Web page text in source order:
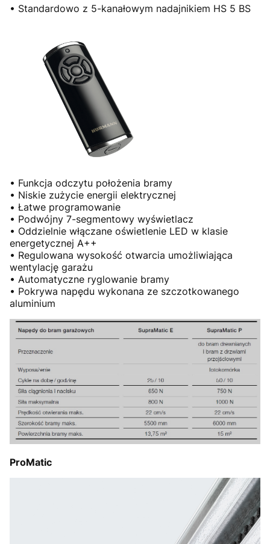
• Standardowo z 5-kanałowym nadajnikiem HS 5 BS
• Funkcja odczytu położenia bramy
• Niskie zużycie energii elektrycznej
• Łatwe programowanie
• Podwójny 7-segmentowy wyświetlacz
• Oddzielnie włączane oświetlenie LED w klasie
energetycznej A++
• Regulowana wysokość otwarcia umożliwiająca
wentylację garażu
• Automatyczne ryglowanie bramy
• Pokrywa napędu wykonana ze szczotkowanego
aluminium
ProMatic